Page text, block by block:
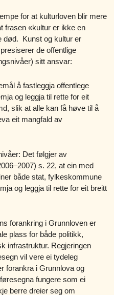
for at kulturloven blir mere
frasen «kultur er ikke en
død. Kunst og kultur er
de offentlige
sitt ansvar:
å fastleggja offentlege
og leggja til rette for eit
slik at alle kan få høve til å
eit mangfald av
Det følgjer av
s. 22, at ein med
både stat, fylkeskommune
og leggja til rette for eit breitt
forankring i Grunnloven er
plass for både politikk,
infrastruktur. Regjeringen
vil vere ei tydeleg
forankra i Grunnlova og
fungere som ei
berre dreier seg om